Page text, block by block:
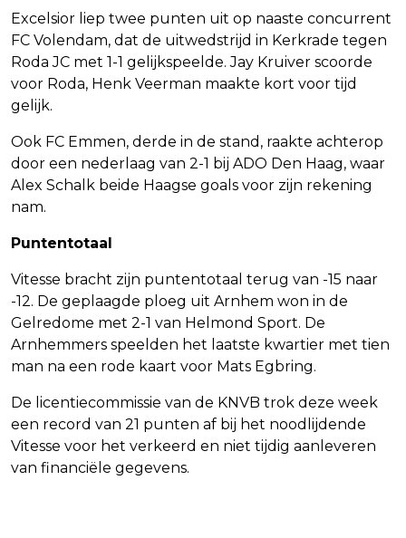
Excelsior liep twee punten uit op naaste concurrent
FC Volendam, dat de uitwedstrijd in Kerkrade tegen
Roda JC met 1-1 gelijkspeelde. Jay Kruiver scoorde
voor Roda, Henk Veerman maakte kort voor tijd
gelijk.
Ook FC Emmen, derde in de stand, raakte achterop
door een nederlaag van 2-1 bij ADO Den Haag, waar
Alex Schalk beide Haagse goals voor zijn rekening
nam.
Puntentotaal
Vitesse bracht zijn puntentotaal terug van -15 naar
-12. De geplaagde ploeg uit Arnhem won in de
Gelredome met 2-1 van Helmond Sport. De
Arnhemmers speelden het laatste kwartier met tien
man na een rode kaart voor Mats Egbring.
De licentiecommissie van de KNVB trok deze week
een record van 21 punten af bij het noodlijdende
Vitesse voor het verkeerd en niet tijdig aanleveren
van financiële gegevens.